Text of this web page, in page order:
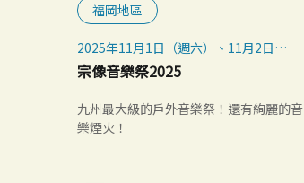
福岡地區
2025年11月1日（週六）、11月2日
（週日）
宗像音樂祭2025
九州最大級的戶外音樂祭！還有絢麗的音
樂煙火！